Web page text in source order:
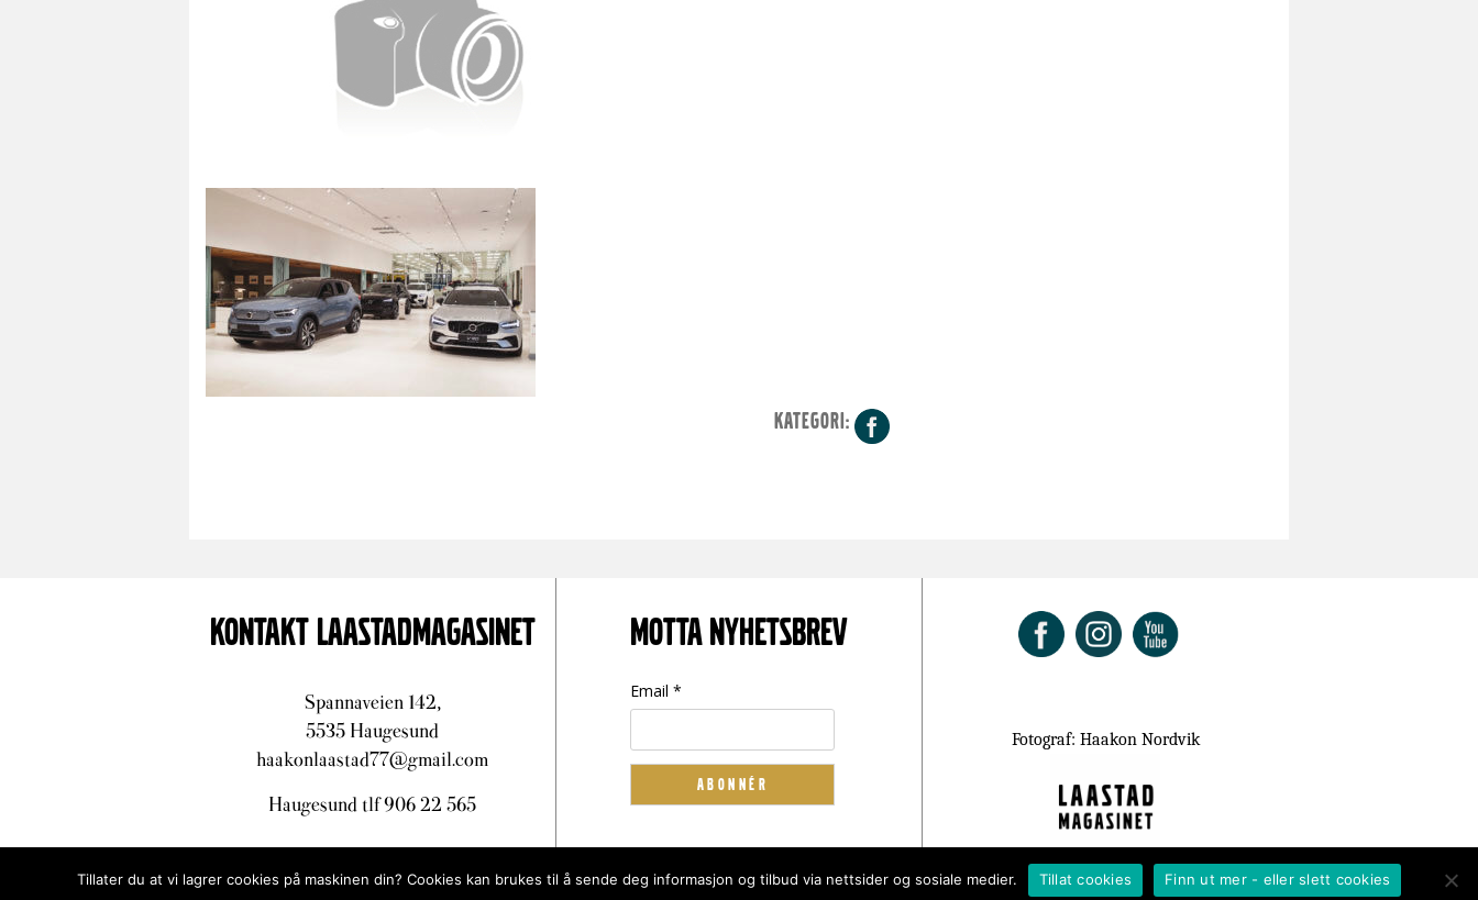
KATEGORI:
KONTAKT LAASTADMAGASINET
Spannaveien 142,
5535 Haugesund
haakonlaastad77@gmail.com
Haugesund tlf 906 22 565
MOTTA NYHETSBREV
Email *
Fotograf: Haakon Nordvik
Tillater du at vi lagrer cookies på maskinen din? Cookies kan brukes til å sende deg informasjon og tilbud via nettsider og sosiale medier. Tillat cookies Finn ut mer - eller slett cookies